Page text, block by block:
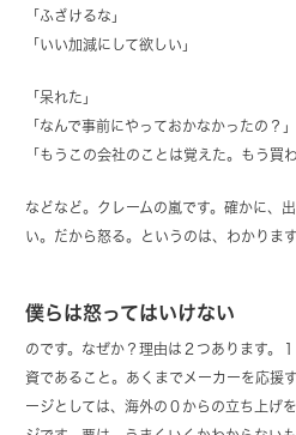
「ふざけるな」
「いい加減にして欲しい」
「呆れた」
「なんで事前にやっておかなかったの？」
「もうこの会社のことは覚えた。もう買わ
などなど。クレームの嵐です。確かに、
い。だから怒る。というのは、わかりま
僕らは怒ってはいけない
のです。なぜか？理由は２つあります。
資であること。あくまでメーカーを応援
ージとしては、海外の０からの立ち上げ